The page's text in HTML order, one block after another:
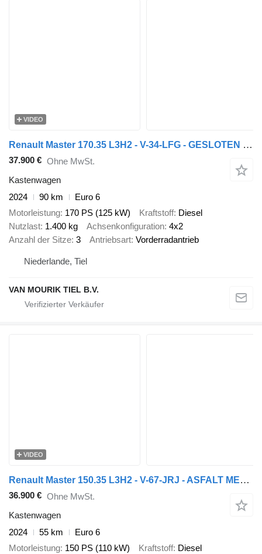
VIDEO
Renault Master 170.35 L3H2 - V-34-LFG - GESLOTEN - BLAUW METALLIC - EURO
37.900 € Ohne MwSt.
Kastenwagen
2024
90 km
Euro 6
Motorleistung 170 PS (125 kW) Kraftstoff Diesel
Nutzlast 1.400 kg Achsenkonfiguration 4x2
Anzahl der Sitze 3 Antriebsart Vorderradantrieb
Niederlande, Tiel
VAN MOURIK TIEL B.V.
VIDEO
Renault Master 150.35 L3H2 - V-67-JRJ - ASFALT METALLIC - EURO 6 - BPM V
36.900 € Ohne MwSt.
Kastenwagen
2024
55 km
Euro 6
Motorleistung 150 PS (110 kW) Kraftstoff Diesel